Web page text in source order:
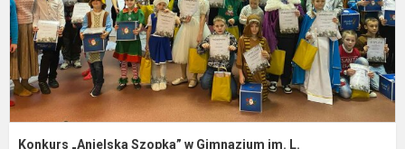
Konkurs „Anielska Szopka” w Gimnazjum im. L.